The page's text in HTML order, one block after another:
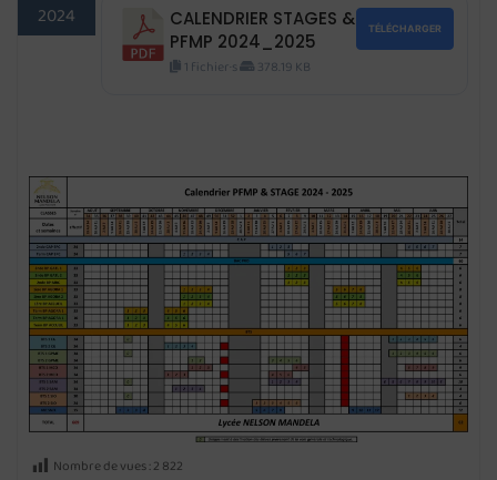
2024
CALENDRIER STAGES &
PFMP 2024_2025
1 fichier·s 378.19 KB
TÉLÉCHARGER
Nombre de vues :2 822